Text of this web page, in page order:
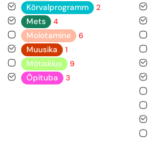
Kõrvalprogramm
2
Mets
4
Molotamine
6
Muusika
1
Mõtisklus
9
Õpituba
3